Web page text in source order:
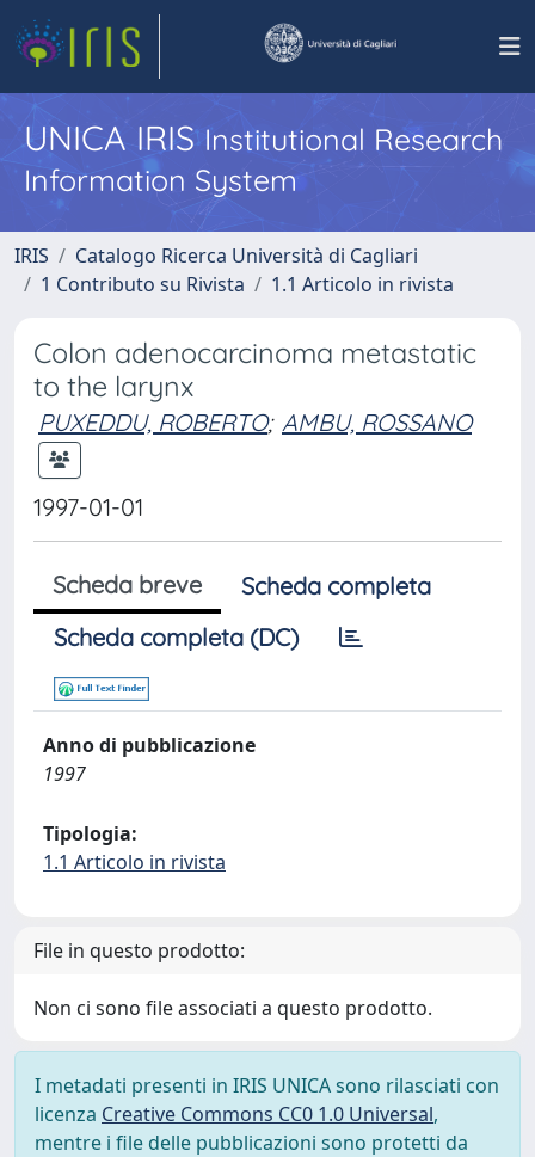
UNICA IRISInstitutional Research
Information System
IRIS
Catalogo Ricerca Università di Cagliari
1 Contributo su Rivista
1.1 Articolo in rivista
Colon adenocarcinoma metastatic
to the larynx
PUXEDDU, ROBERTO; AMBU, ROSSANO
1997-01-01
Scheda breve
Scheda completa
Scheda completa (DC)
Anno di pubblicazione
1997
Tipologia:
1.1 Articolo in rivista
File in questo prodotto:
Non ci sono file associati a questo prodotto.
I metadati presenti in IRIS UNICA sono rilasciati con
licenza Creative Commons CC0 1.0 Universal,
mentre i file delle pubblicazioni sono protetti da